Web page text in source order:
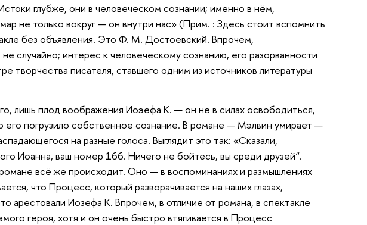
глубже, они в человеческом сознании; именно в нём,
не только вокруг — он внутри нас» (Прим. : Здесь стоит вспомнить
без объявления. Это Ф. М. Достоевский. Впрочем,
случайно; интерес к человеческому сознанию, его разорванности
писателя, ставшего одним из источников литературы
лишь плод воображения Иоэефа К. — он не в силах освободиться,
погрузило собственное сознание. В романе — Мэлвин умирает —
на разные голоса. Выглядит это так: «Сказали,
Иоанна, ваш номер 166. Ничего не бойтесь, вы среди друзей“.
всё же происходит. Оно — в воспоминаниях и размышлениях
что Процесс, который разворачивается на наших глазах,
арестовали Иозефа К. Впрочем, в отличие от романа, в спектакле
героя, хотя и он очень быстро втягивается в Процесс